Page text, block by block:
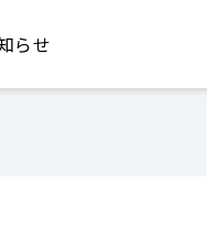
らせ